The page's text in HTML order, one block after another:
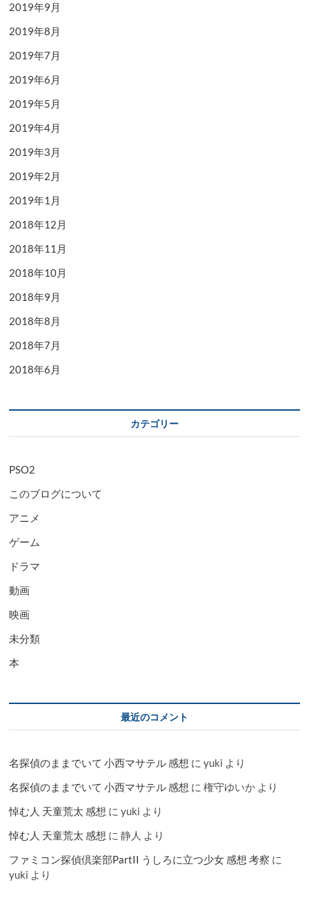
2019年9月
2019年8月
2019年7月
2019年6月
2019年5月
2019年4月
2019年3月
2019年2月
2019年1月
2018年12月
2018年11月
2018年10月
2018年9月
2018年8月
2018年7月
2018年6月
カテゴリー
PSO2
このブログについて
アニメ
ゲーム
ドラマ
動画
映画
未分類
本
最近のコメント
名探偵のままでいて 小西マサテル 感想 にyuki より
名探偵のままでいて 小西マサテル 感想 に権守ゆいか より
悼む人 天童荒太 感想 にyuki より
悼む人 天童荒太 感想 に静人 より
ファミコン探偵倶楽部PartII うしろに立つ少女 感想 考察 に
yuki より